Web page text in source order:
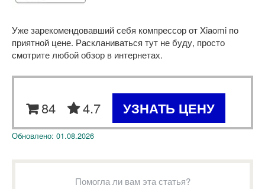
Уже зарекомендовавший себя компрессор от Xiaomi по
приятной цене. Раскланиваться тут не буду, просто
смотрите любой обзор в интернетах.
84 4.7 УЗНАТЬ ЦЕНУ
Обновлено: 01.08.2026
Помогла ли вам эта статья?